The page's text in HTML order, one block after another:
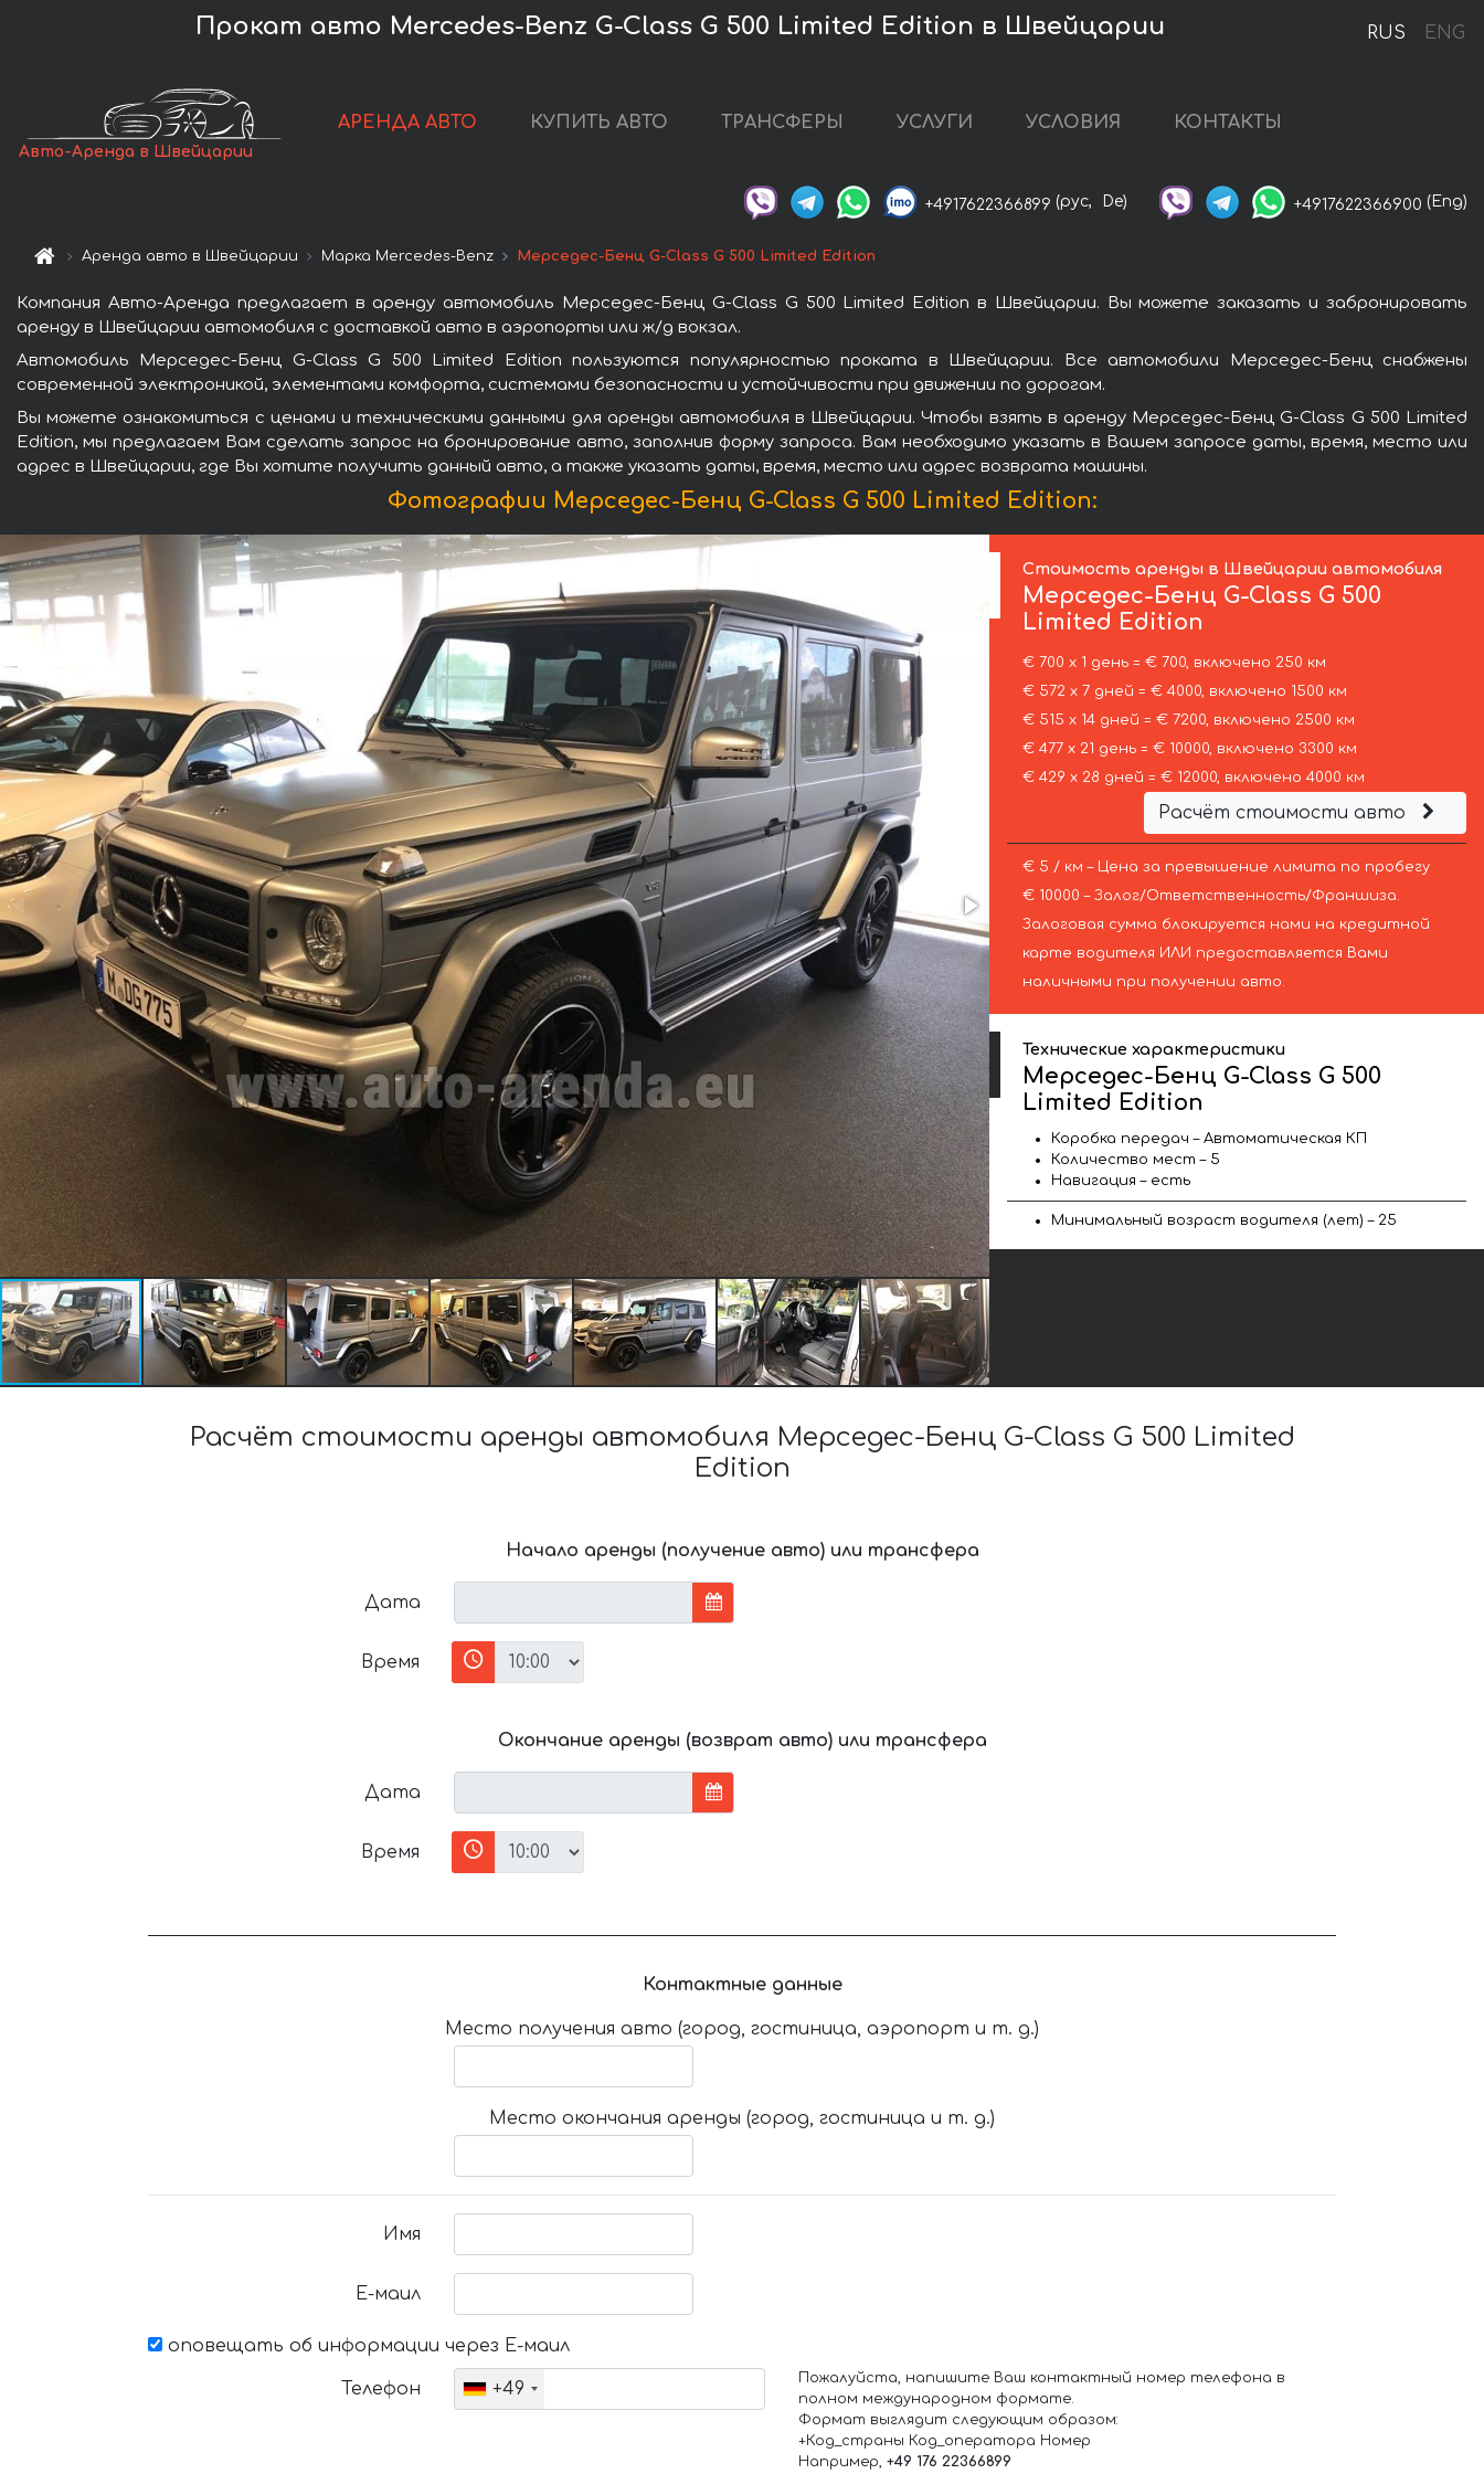
RUS ENG
Прокат авто Mercedes-Benz G-Class G 500 Limited Edition в Швейцарии
Авто-Аренда в Швейцарии
АРЕНДА АВТО КУПИТЬ АВТО ТРАНСФЕРЫ УСЛУГИ УСЛОВИЯ КОНТАКТЫ
+4917622366899 (рус, De) +4917622366900 (Eng)
Аренда авто в Швейцарии Марка Mercedes-Benz Мерседес-Бенц G-Class G 500 Limited Edition
Компания Авто-Аренда предлагает в аренду автомобиль Мерседес-Бенц G-Class G 500 Limited Edition в Швейцарии. Вы можете заказать и забронировать
аренду в Швейцарии автомобиля с доставкой авто в аэропорты или ж/д вокзал.
Автомобиль Мерседес-Бенц G-Class G 500 Limited Edition пользуются популярностью проката в Швейцарии. Все автомобили Мерседес-Бенц снабжены
современной электроникой, элементами комфорта, системами безопасности и устойчивости при движении по дорогам.
Вы можете ознакомиться с ценами и техническими данными для аренды автомобиля в Швейцарии. Чтобы взять в аренду Мерседес-Бенц G-Class G 500 Limited
Edition, мы предлагаем Вам сделать запрос на бронирование авто, заполнив форму запроса. Вам необходимо указать в Вашем запросе даты, время, место или
адрес в Швейцарии, где Вы хотите получить данный авто, а также указать даты, время, место или адрес возврата машины.
Фотографии Мерседес-Бенц G-Class G 500 Limited Edition:
Стоимость аренды в Швейцарии автомобиля
Мерседес-Бенц G-Class G 500
Limited Edition
€ 700 х 1 день = € 700, включено 250 км
€ 572 х 7 дней = € 4000, включено 1500 км
€ 515 х 14 дней = € 7200, включено 2500 км
€ 477 х 21 день = € 10000, включено 3300 км
€ 429 х 28 дней = € 12000, включено 4000 км
Расчёт стоимости авто
€ 5 / км – Цена за превышение лимита по пробегу
€ 10000 – Залог/Ответственность/Франшиза.
Залоговая сумма блокируется нами на кредитной
карте водителя ИЛИ предоставляется Вами
наличными при получении авто.
Технические характеристики
Мерседес-Бенц G-Class G 500
Limited Edition
Коробка передач – Автоматическая КП
Количество мест – 5
Навигация – есть
Минимальный возраст водителя (лет) – 25
Расчёт стоимости аренды автомобиля Мерседес-Бенц G-Class G 500 Limited
Edition
Начало аренды (получение авто) или трансфера
Дата
Время
Окончание аренды (возврат авто) или трансфера
Дата
Время
Контактные данные
Место получения авто (город, гостиница, аэропорт и т. д.)
Место окончания аренды (город, гостиница и т. д.)
Имя
Е-маил
оповещать об информации через Е-маил
Телефон +49
Пожалуйста, напишите Ваш контактный номер телефона в
полном международном формате.
Формат выглядит следующим образом:
+Код_страны Код_оператора Номер
Например, +49 176 22366899